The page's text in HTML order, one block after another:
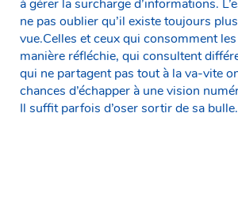
à gérer la surcharge d’informations.
ne pas oublier qu’il existe toujours
vue.Celles et ceux qui consomment
manière réfléchie, qui consultent
qui ne partagent pas tout à la va-vite
chances d’échapper à une vision
Il suffit parfois d’oser sortir de sa bulle.